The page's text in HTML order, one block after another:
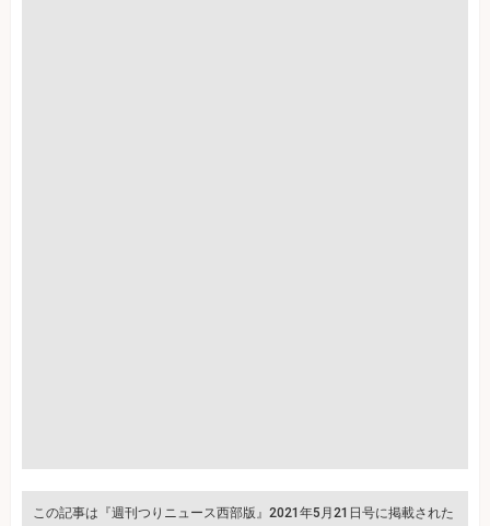
この記事は『週刊つりニュース西部版』2021年5月21日号に掲載された